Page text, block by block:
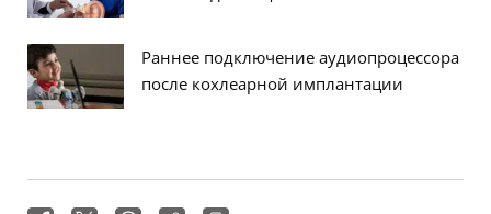
Раннее подключение аудиопроцессора
после кохлеарной имплантации